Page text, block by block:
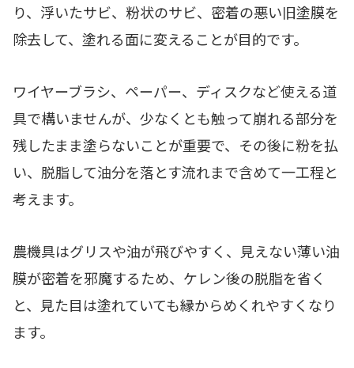
り、浮いたサビ、粉状のサビ、密着の悪い旧塗膜を
除去して、塗れる面に変えることが目的です。
ワイヤーブラシ、ペーパー、ディスクなど使える道
具で構いませんが、少なくとも触って崩れる部分を
残したまま塗らないことが重要で、その後に粉を払
い、脱脂して油分を落とす流れまで含めて一工程と
考えます。
農機具はグリスや油が飛びやすく、見えない薄い油
膜が密着を邪魔するため、ケレン後の脱脂を省く
と、見た目は塗れていても縁からめくれやすくなり
ます。